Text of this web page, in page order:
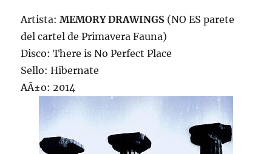
Artista:MEMORY DRAWINGS (NO ES parete
del cartel de Primavera Fauna)
Disco: There is No Perfect Place
Sello: Hibernate
AÃ±o: 2014